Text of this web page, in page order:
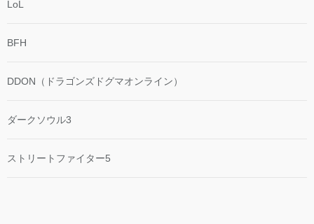
LoL
BFH
DDON（ドラゴンズドグマオンライン）
ダークソウル3
ストリートファイター5